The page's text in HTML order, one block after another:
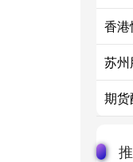
香
苏